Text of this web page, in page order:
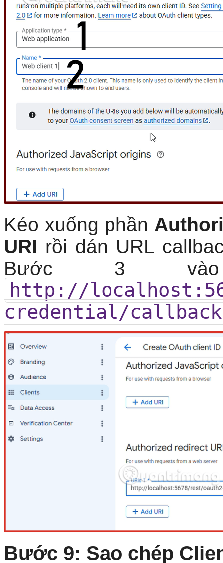
Kéo xuống phần
URI rồi dán URL
Bước 3
http://
credential/callback
Bước 9: Sao chép